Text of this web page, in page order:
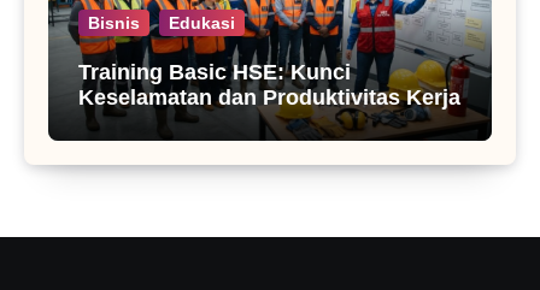
Bisnis Edukasi
Training Basic HSE: Kunci
Keselamatan dan Produktivitas Kerja